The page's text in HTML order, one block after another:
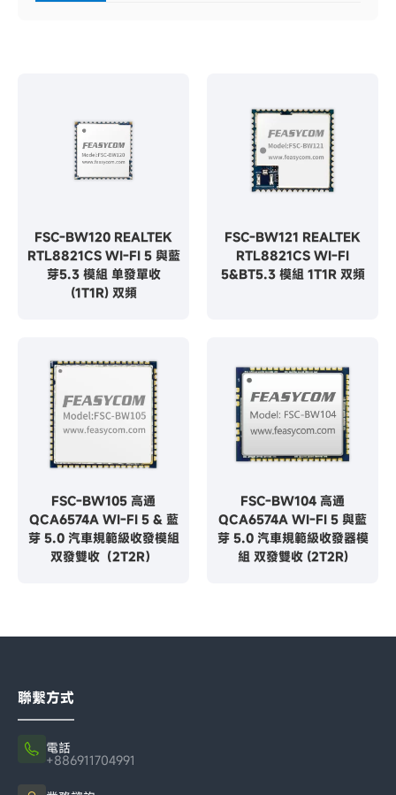
FSC-BW120 REALTEK
RTL8821CS WI-FI 5 與藍
芽5.3 模組 单發單收
(1T1R) 双頻
FSC-BW121 REALTEK
RTL8821CS WI-FI
5&BT5.3 模組 1T1R 双頻
FSC-BW105 高通
QCA6574A WI-FI 5 & 藍
芽 5.0 汽車規範級收發模組
双發雙收（2T2R）
FSC-BW104 高通
QCA6574A WI-FI 5 與藍
芽 5.0 汽車規範級收發器模
組 双發雙收 (2T2R)
聯繫方式
電話
+886911704991